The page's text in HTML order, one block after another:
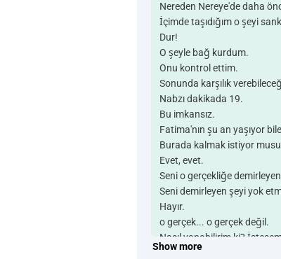
Nereden Nereye'de daha
İçimde taşıdığım o şeyi
Dur!
O şeyle bağ kurdum.
Onu kontrol ettim.
Sonunda karşılık
Nabzı dakikada 19.
Bu imkansız.
Fatima'nın şu an yaşıyor
Burada kalmak istiyor
Evet, evet.
Seni o gerçekliğe
Seni demirleyen şeyi yok
Hayır.
o gerçek... o gerçek değil.
Nasıl yapabilirim ki?
rüya sana ihtiyacın olan her
Show more